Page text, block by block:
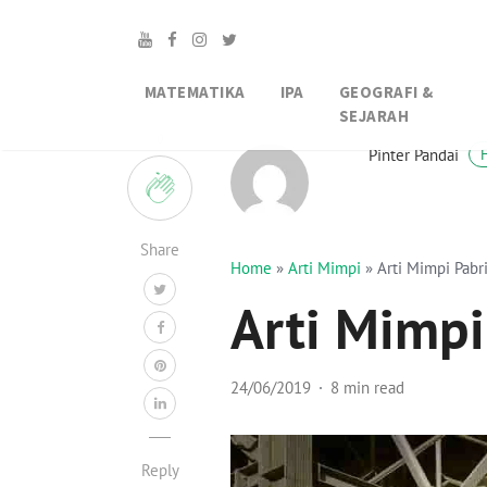
MATEMATIKA IPA
GEOGRAFI &
SEJARAH
Share
Reply
Pinter Pandai
Home » Arti Mimpi » Arti Mimpi
Arti
24/06/2019 8 min read